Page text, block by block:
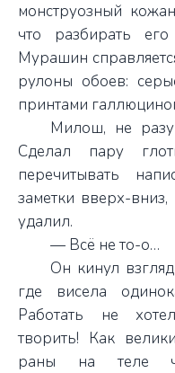
монструозный
что разбирать
Мурашин
рулоны обоев:
принтами
Милош, не
Сделал пару
перечитывать
заметки вверх-
удалил.
— Всё не то-о…
Он кинул
где висела
Работать не
творить! Как
раны на теле